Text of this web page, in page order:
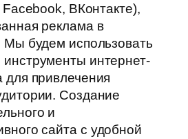
ВКонтакте),
реклама в
Мы будем использовать
интернет-
для привлечения
Создание
и
сайта с удобной